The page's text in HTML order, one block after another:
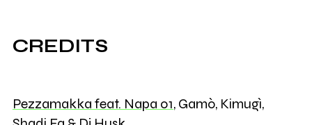
CREDITS
Pezzamakka feat. Napa 01, Gamò, Kimugì,